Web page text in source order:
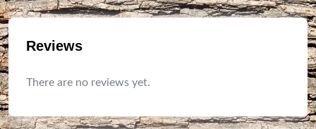
Reviews
There are no reviews yet.